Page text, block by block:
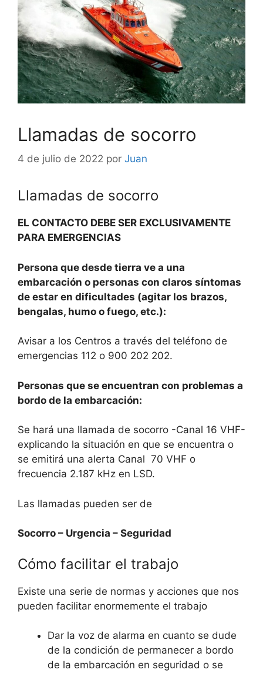
Llamadas de socorro
4 de julio de 2022 por Juan
Llamadas de socorro
EL CONTACTO DEBE SER EXCLUSIVAMENTE
PARA EMERGENCIAS
Persona que desde tierra ve a una
embarcación o personas con claros síntomas
de estar en dificultades (agitar los brazos,
bengalas, humo o fuego, etc.):
Avisar a los Centros a través del teléfono de
emergencias 112 o 900 202 202.
Personas que se encuentran con problemas a
bordo de la embarcación:
Se hará una llamada de socorro -Canal 16 VHF-
explicando la situación en que se encuentra o
se emitirá una alerta Canal 70 VHF o
frecuencia 2.187 kHz en LSD.
Las llamadas pueden ser de
Socorro – Urgencia – Seguridad
Cómo facilitar el trabajo
Existe una serie de normas y acciones que nos
pueden facilitar enormemente el trabajo
Dar la voz de alarma en cuanto se dude
de la condición de permanecer a bordo
de la embarcación en seguridad o se